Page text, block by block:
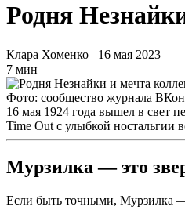
Родня
Клара Хоменко
16 мая 2023
7 мин
Фото: сообщество журнала
16 мая 1924 года вышел в свет
Time Out с улыбкой ностальгии
Мурзилка — это
Если быть точными, Мурзилка —